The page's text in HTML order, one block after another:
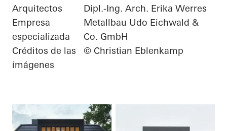
Arquitectos
Dipl.-Ing. Arch. Erika Werres
Empresa
especializada
Metallbau Udo Eichwald &
Co. GmbH
Créditos de las
imágenes
© Christian Eblenkamp